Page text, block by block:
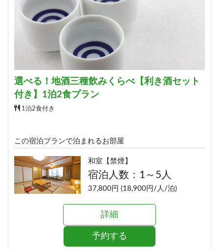
選べる！地酒三種飲みくらべ【利き酒セット
付き】1泊2食プラン
1泊2食付き
この宿泊プランで泊まれるお部屋
和室【禁煙】
宿泊人数：1～5人
37,800円 (18,900円/人/泊)
詳細
予約する